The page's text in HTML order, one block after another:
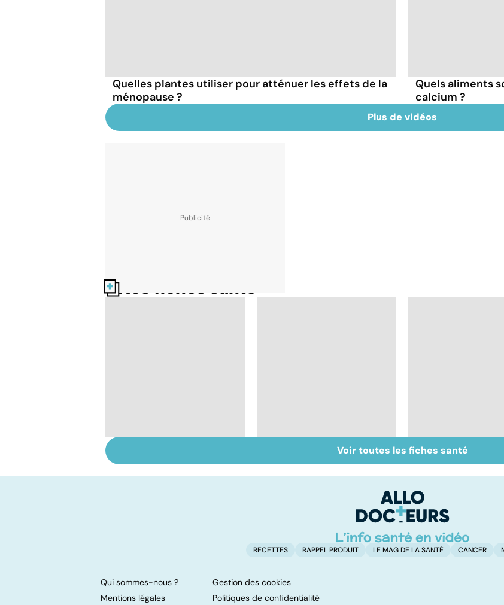
Quelles plantes utiliser pour atténuer les effets de la
ménopause ?
Quels aliments
calcium ?
Plus de vidéos
Nos fiches santé
préserver le capital
Tout savoir sur les
infections
Inflammation
amygdales :
Voir toutes les fiches santé
RECETTES RAPPEL PRODUIT LE MAG DE LA SANTÉ CANCER
Qui sommes-nous ?
Gestion des cookies
Mentions légales
Politiques de confidentialité